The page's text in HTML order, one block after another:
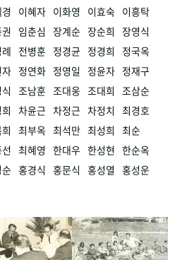
이혜자 이화영 이효숙 이흥탁
임춘심 장계순 장순희 장영식
전병훈 정경균 정경희
정국옥
자 정연화 정영일 정윤자 정재구
조남훈 조대웅 조대희 조삼순
차윤근 차정근 차정치 최경호
최부옥 최석만 최성희 최순
최혜영 한대우 한성현 한순옥
홍경식 홍문식 홍성열 홍성운